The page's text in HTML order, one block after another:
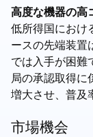
高度な機器の高
低所得国におけ
ースの先端装置
では入手が困難
局の承認取得に
増大させ、普及
市場機会